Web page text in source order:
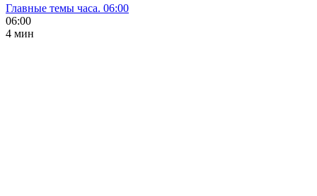
Главные темы часа. 06:00
06:00
4 мин